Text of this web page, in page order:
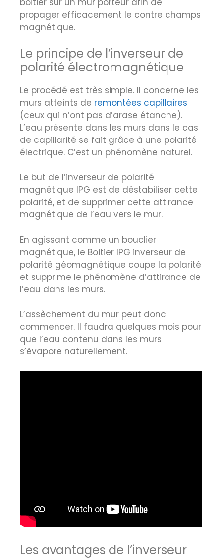
boitier sur un mur porteur afin de
propager efficacement le contre champs
magnétique.
Le principe de l’inverseur de
polarité électromagnétique
Le procédé est très simple. Il concerne les
murs atteints de remontées capillaires
(ceux qui n’ont pas d’arase étanche).
L’eau présente dans les murs dans le cas
de capillarité se fait grâce à une polarité
électrique. C’est un phénomène naturel.
Le but de l’inverseur de polarité
magnétique IPG est de déstabiliser cette
polarité, et de supprimer cette attirance
magnétique de l’eau vers le mur.
En agissant comme un bouclier
magnétique, le Boitier IPG inverseur de
polarité géomagnétique coupe la polarité
et supprime le phénomène d’attirance de
l’eau dans les murs.
L’assèchement du mur peut donc
commencer. Il faudra quelques mois pour
que l’eau contenu dans les murs
s’évapore naturellement.
Les avantages de l’inverseur